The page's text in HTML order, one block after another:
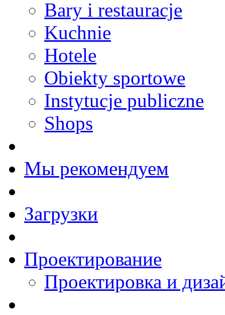
Bary i restauracje
Kuchnie
Hotele
Obiekty sportowe
Instytucje publiczne
Shops
Мы рекомендуем
Загрузки
Проектирование
Проектировка и